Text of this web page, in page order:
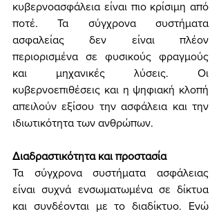
κυβερνοασφάλεια είναι πιο κρίσιμη από
ποτέ. Τα σύγχρονα συστήματα
ασφαλείας δεν είναι πλέον
περιορισμένα σε φυσικούς φραγμούς
και μηχανικές λύσεις. Οι
κυβερνοεπιθέσεις και η ψηφιακή κλοπή
απειλούν εξίσου την ασφάλεια και την
ιδιωτικότητα των ανθρώπων.
Διαδραστικότητα και προστασία
Τα σύγχρονα συστήματα ασφάλειας
είναι συχνά ενσωματωμένα σε δίκτυα
και συνδέονται με το διαδίκτυο. Ενώ